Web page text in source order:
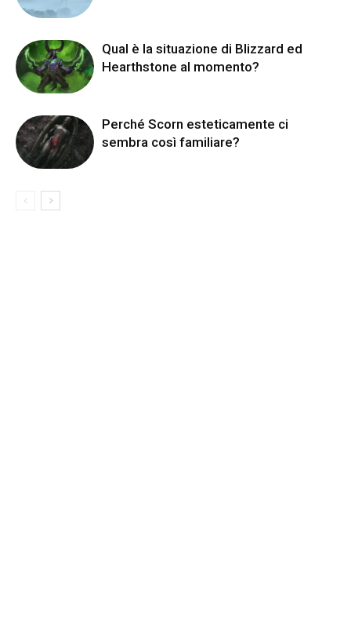
Qual è la situazione di Blizzard ed
Hearthstone al momento?
Perché Scorn esteticamente ci
sembra così familiare?